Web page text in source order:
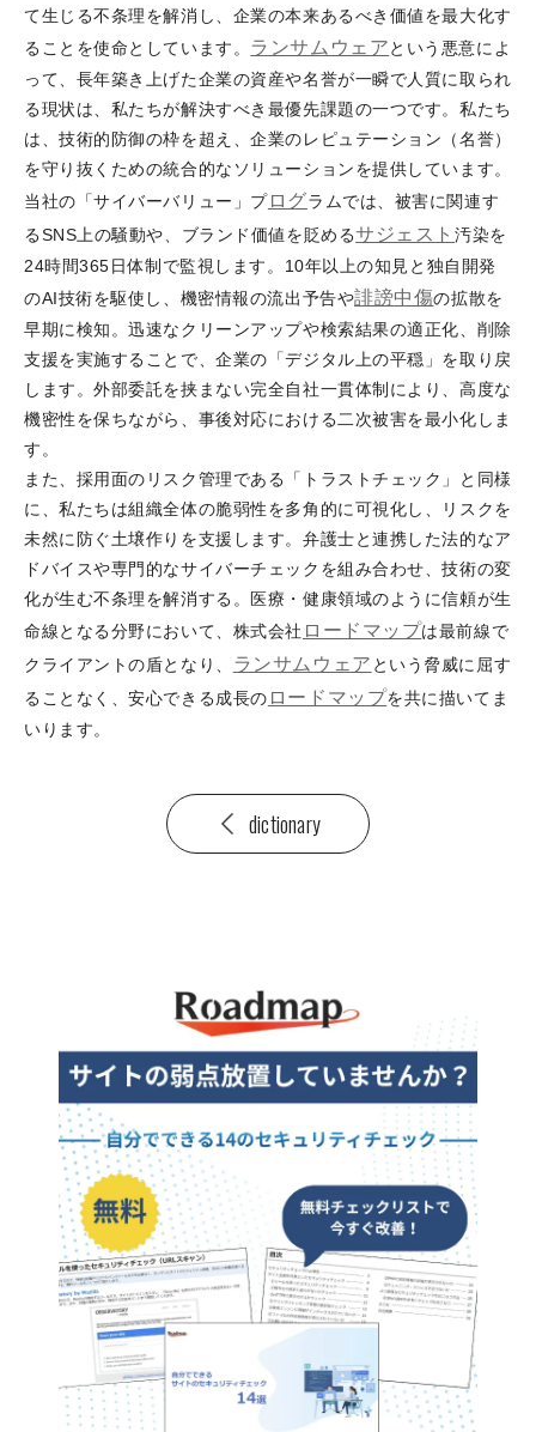
て生じる不条理を解消し、企業の本来あるべき価値を最大化す
ることを使命としています。 ランサムウェアという悪意によ
って、長年築き上げた企業の資産や名誉が一瞬で人質に取られ
る現状は、私たちが解決すべき最優先課題の一つです。私たち
は、技術的防御の枠を超え、企業のレピュテーション（名誉）
を守り抜くための統合的なソリューションを提供しています。
当社の「サイバーバリュー」プログラムでは、被害に関連す
るSNS上の騒動や、ブランド価値を貶めるサジェスト汚染を
24時間365日体制で監視します。10年以上の知見と独自開発
のAI技術を駆使し、機密情報の流出予告や誹謗中傷の拡散を
早期に検知。迅速なクリーンアップや検索結果の適正化、削除
支援を実施することで、企業の「デジタル上の平穏」を取り戻
します。外部委託を挟まない完全自社一貫体制により、高度な
機密性を保ちながら、事後対応における二次被害を最小化しま
す。
また、採用面のリスク管理である「トラストチェック」と同様
に、私たちは組織全体の脆弱性を多角的に可視化し、リスクを
未然に防ぐ土壌作りを支援します。弁護士と連携した法的なア
ドバイスや専門的なサイバーチェックを組み合わせ、技術の変
化が生む不条理を解消する。医療・健康領域のように信頼が生
命線となる分野において、株式会社 ロードマップは最前線で
クライアントの盾となり、 ランサムウェア という脅威に屈す
ることなく、安心できる成長の ロードマップを共に描いてま
いります。
dictionary